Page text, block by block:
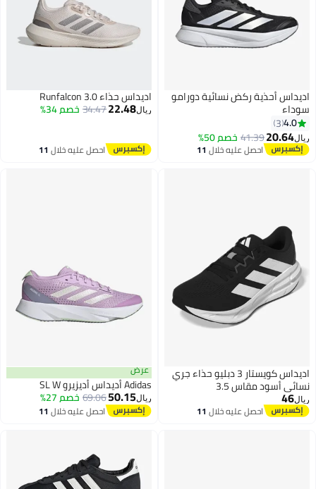
أحذية ركض نسائية دورامو
4.0
3
20.64
41.39خصم 50%
احصل عليه خلال11
اغسطس
اديداس حذاء Runfalcon 3.0
22.48
34.47خصم 34%
احصل عليه خلال11
اغسطس
اديداس كويستار 3 دبليو حذاء جري
أسود مقاس 3.5
46
احصل عليه خلال11
اغسطس
عرض
Adidas أديداس أديزيرو SL W
50.15
69.06خصم 27%
احصل عليه خلال11
اغسطس